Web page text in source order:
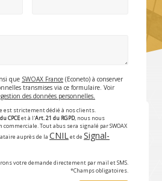
que SWOAX France (Econeto) à conserver
transmises via ce formulaire. Voir
des données personnelles.
est strictement dédié à nos clients.
CPCEet à l'Art. 21 du RGPD, nous nous
Tout abus sera signalé par SWOAX
auprès de la CNILet de Signal-
votre demande directement par mail et SMS.
*Champs obligatoires.